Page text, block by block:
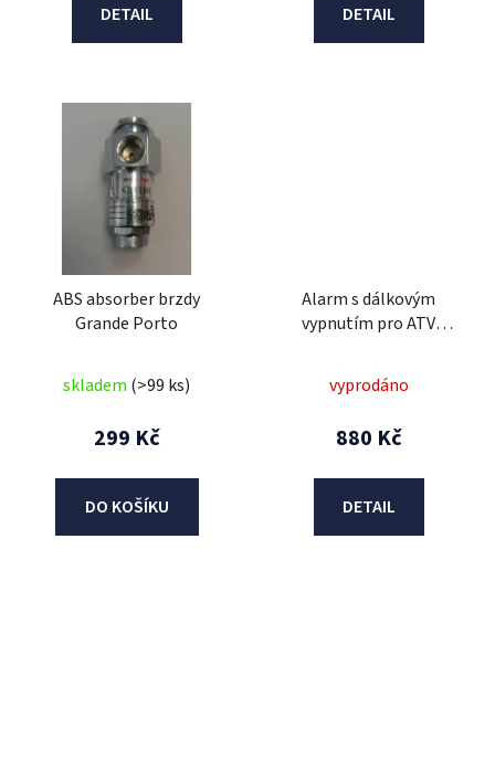
DETAIL DETAIL
ABS absorber brzdy
Grande Porto
skladem (>99 ks)
299 Kč
DO KOŠÍKU
Alarm s dálkovým
vypnutím pro ATV
vyprodáno
880 Kč
DETAIL